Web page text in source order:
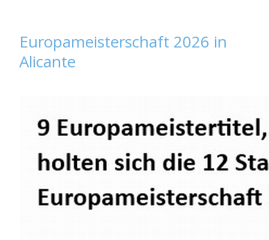
Europameisterschaft 2026 in
Alicante